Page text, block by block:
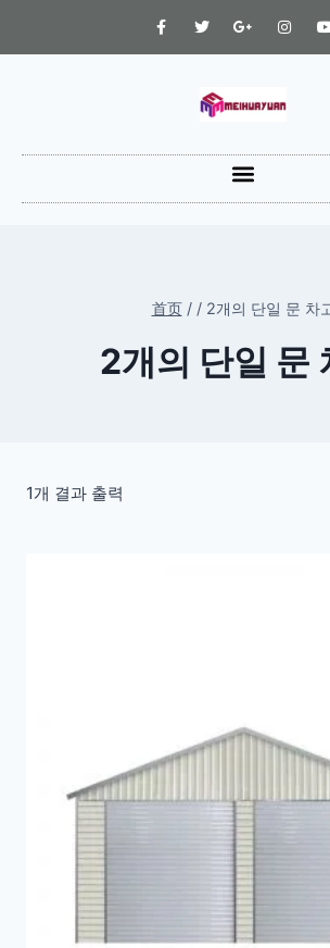
首页 / / 2개의 단일 문 차
2개의 단일 문
1개 결과 출력